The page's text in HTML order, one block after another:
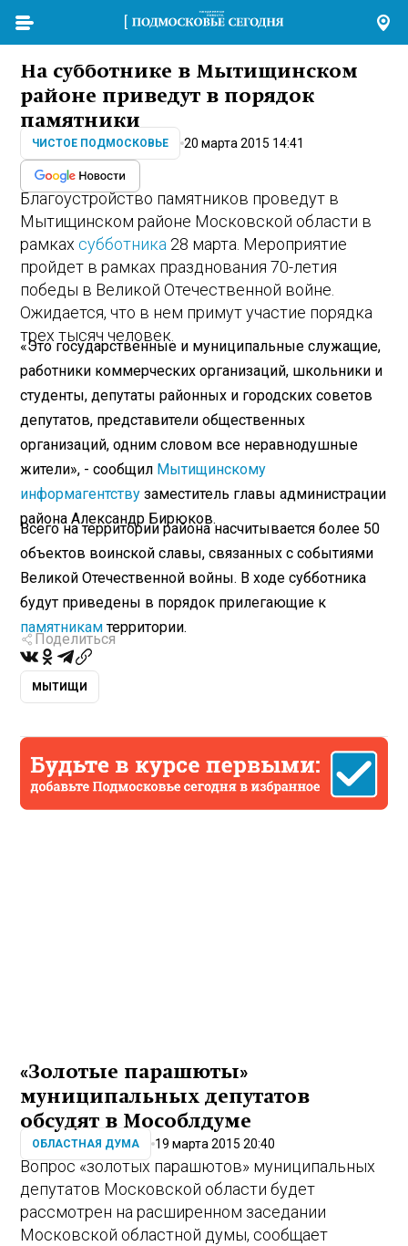
На субботнике в Мытищинском
районе приведут в порядок
памятники
ЧИСТОЕ ПОДМОСКОВЬЕ 20 марта 2015 14:41
Благоустройство памятников проведут в
Мытищинском районе Московской области в
рамках субботника 28 марта. Мероприятие
пройдет в рамках празднования 70-летия
победы в Великой Отечественной войне.
Ожидается, что в нем примут участие порядка
трех тысяч человек.
«Это государственные и муниципальные служащие,
работники коммерческих организаций, школьники и
студенты, депутаты районных и городских советов
депутатов, представители общественных
организаций, одним словом все неравнодушные
жители», - сообщил Мытищинскому
информагентству заместитель главы администрации
района Александр Бирюков.
Всего на территории района насчитывается более 50
объектов воинской славы, связанных с событиями
Великой Отечественной войны. В ходе субботника
будут приведены в порядок прилегающие к
памятникамтерритории.
Поделиться
МЫТИЩИ
«Золотые парашюты»
муниципальных депутатов
обсудят в Мособлдуме
ОБЛАСТНАЯ ДУМА 19 марта 2015 20:40
Вопрос «золотых парашютов» муниципальных
депутатов Московской области будет
рассмотрен на расширенном заседании
Московской областной думы, сообщает